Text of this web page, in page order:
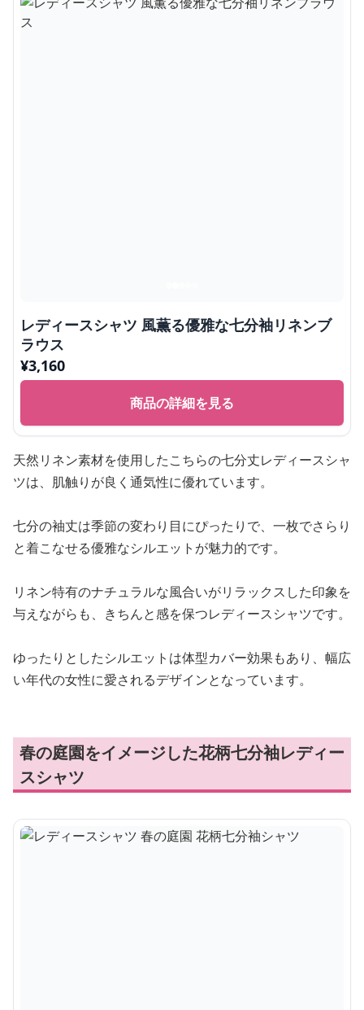
レディースシャツ 風薫る優雅な七分袖リネンブ
ラウス
¥3,160
商品の詳細を見る
天然リネン素材を使用したこちらの七分丈レディースシャ
ツは、肌触りが良く通気性に優れています。
七分の袖丈は季節の変わり目にぴったりで、一枚でさらり
と着こなせる優雅なシルエットが魅力的です。
リネン特有のナチュラルな風合いがリラックスした印象を
与えながらも、きちんと感を保つレディースシャツです。
ゆったりとしたシルエットは体型カバー効果もあり、幅広
い年代の女性に愛されるデザインとなっています。
春の庭園をイメージした花柄七分袖レディー
スシャツ